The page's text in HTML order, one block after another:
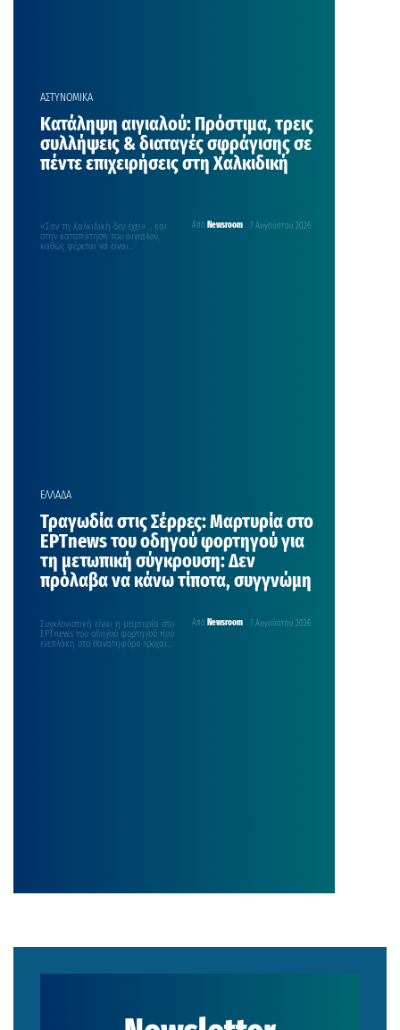
ΑΣΤΥΝΟΜΙΚΑ
Κατάληψη αιγιαλού: Πρόστιμα, τρεις
συλλήψεις & διαταγές σφράγισης σε
πέντε επιχειρήσεις στη Χαλκιδική
Από Newsroom 7 Αυγούστου 2026
«Σαν τη Χαλκιδική δεν έχει»… και
στην καταπάτηση του αιγιαλού,
καθώς φέρεται να είναι
ΕΛΛΑΔΑ
Τραγωδία στις Σέρρες: Μαρτυρία στο
ΕΡΤnews του οδηγού φορτηγού για
τη μετωπική σύγκρουση: Δεν
πρόλαβα να κάνω τίποτα, συγγνώμη
Από Newsroom 7 Αυγούστου 2026
Συγκλονιστική είναι η μαρτυρία στο
ΕΡΤnews του οδηγού φορτηγού που
ενεπλάκη στο θανατηφόρο τροχαίο